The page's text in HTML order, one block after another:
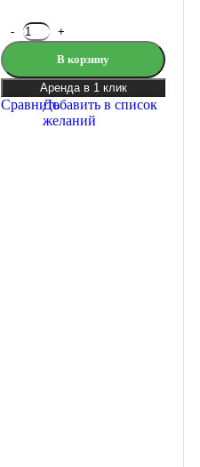
В корзину
Аренда в 1 клик
СравнитьДобавить в список
желаний